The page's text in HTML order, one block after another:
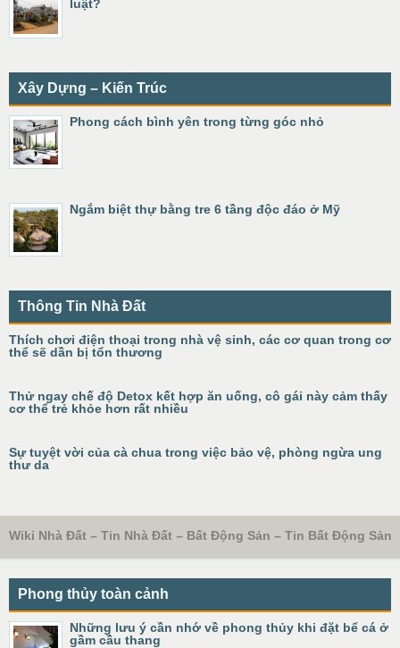
luật?
Xây Dựng – Kiến Trúc
Phong cách bình yên trong từng góc nhỏ
Ngắm biệt thự bằng tre 6 tầng độc đáo ở Mỹ
Thông Tin Nhà Đất
Thích chơi điện thoại trong nhà vệ sinh, các cơ quan trong cơ
thể sẽ dần bị tổn thương
Thử ngay chế độ Detox kết hợp ăn uống, cô gái này cảm thấy
cơ thể trẻ khỏe hơn rất nhiều
Sự tuyệt vời của cà chua trong việc bảo vệ, phòng ngừa ung
thư da
Wiki Nhà Đất – Tin Nhà Đất – Bất Động Sản – Tin Bất Động Sản
Phong thủy toàn cảnh
Những lưu ý cần nhớ về phong thủy khi đặt bể cá ở
gầm cầu thang